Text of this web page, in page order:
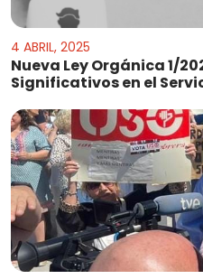
4 ABRIL, 2025
Nueva Ley Orgánica 1/
Significativos en el